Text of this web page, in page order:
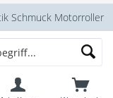
Schmuck Motorroller